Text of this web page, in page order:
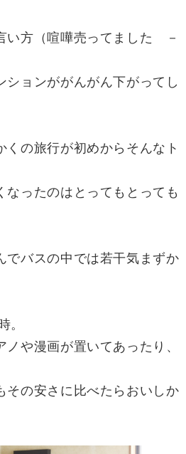
い方（喧嘩売ってました －
ションががんがん下がってし
くの旅行が初めからそんなト
なったのはとってもとっても
でバスの中では若干気まずか
。
や漫画が置いてあったり、
その安さに比べたらおいしか